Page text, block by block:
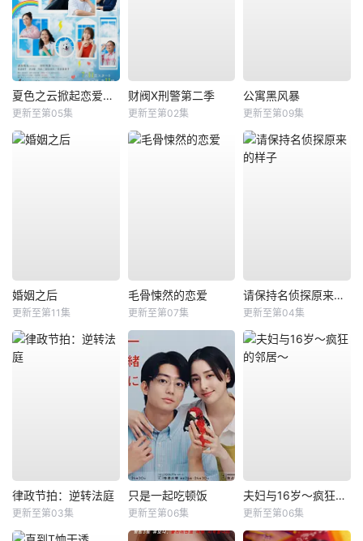
夏色之云掀起恋爱与风暴
更新至第05集
财阀X刑警第二季
更新至第02集
公寓黑风暴
更新至第09集
婚姻之后
更新至第11集
毛骨悚然的恋爱
更新至第07集
请保持名侦探原来的样子
更新至第04集
律政节拍：逆转法庭
更新至第03集
只是一起吃顿饭
更新至第06集
夫妇与16岁～疯狂的邻居～
更新至第06集